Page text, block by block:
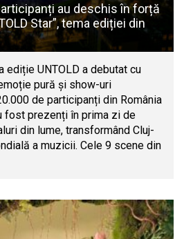
au deschis în forță
Star”, tema ediției din
ediție UNTOLD a debutat cu
pură și show-uri
de participanți din România
fost prezenți în prima zi de
din lume, transformând Cluj-
a muzicii. Cele 9 scene din